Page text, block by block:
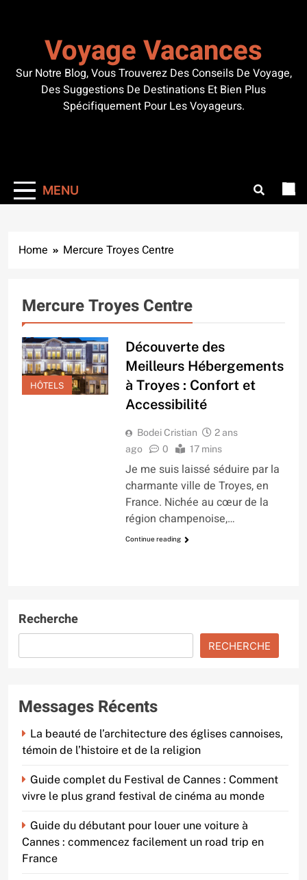
Voyage Vacances
Sur Notre Blog, Vous Trouverez Des Conseils De Voyage,
Des Suggestions De Destinations Et Bien Plus
Spécifiquement Pour Les Voyageurs.
MENU
Home Mercure Troyes Centre
Mercure Troyes Centre
HÔTELS
Découverte des
Meilleurs Hébergements
à Troyes : Confort et
Accessibilité
Bodei Cristian
2 ans
ago
0 17 mins
Je me suis laissé séduire par la
charmante ville de Troyes, en
France. Nichée au cœur de la
région champenoise,…
Continue reading
Recherche
RECHERCHE
Messages Récents
La beauté de l’architecture des églises cannoises,
témoin de l’histoire et de la religion
Guide complet du Festival de Cannes : Comment
vivre le plus grand festival de cinéma au monde
Guide du débutant pour louer une voiture à
Cannes : commencez facilement un road trip en
France